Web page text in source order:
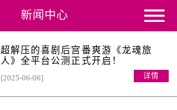
新闻中心
超解压的喜剧后宫番爽游《龙魂旅
人》全平台公测正式开启！
[2025-06-06] 详情